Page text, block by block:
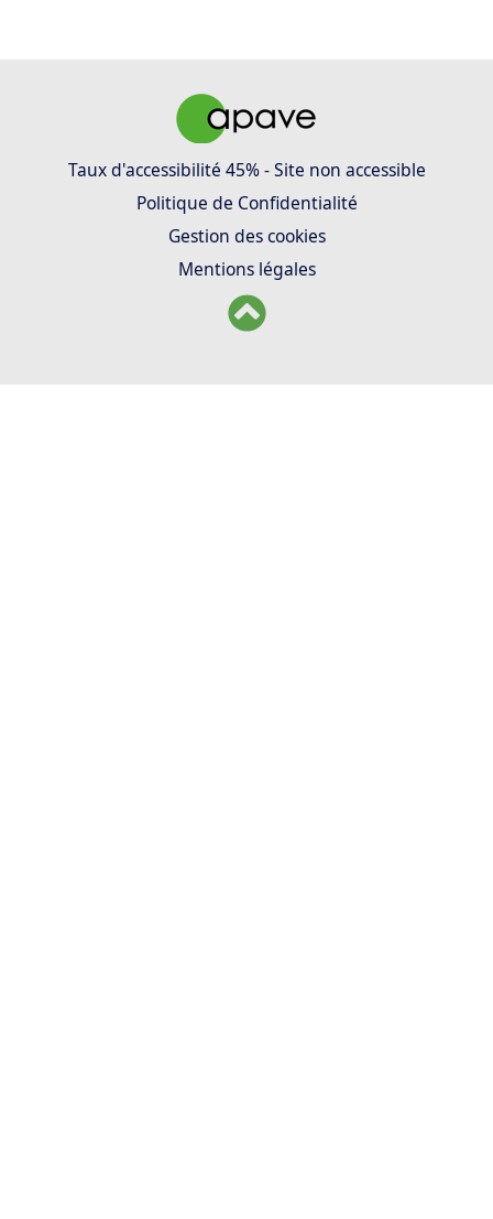
Taux d'accessibilité 45% - Site non accessible
Politique de Confidentialité
Gestion des cookies
Mentions légales